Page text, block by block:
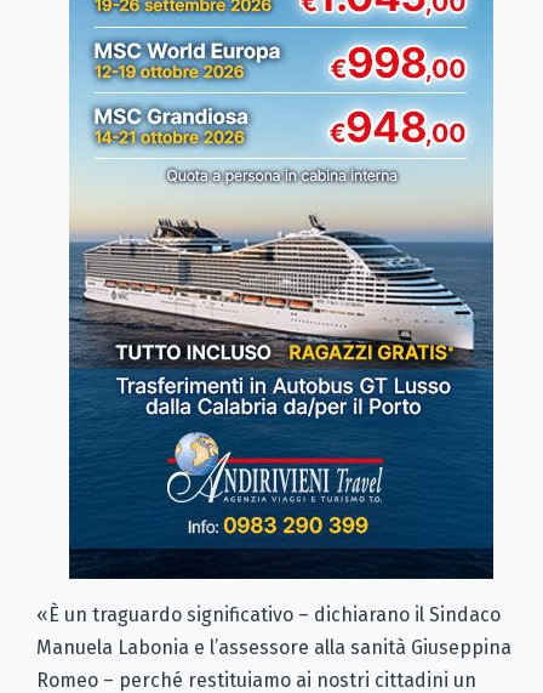
«È un traguardo significativo – dichiarano il Sindaco
Manuela Labonia e l’assessore alla sanità Giuseppina
Romeo – perché restituiamo ai nostri cittadini un